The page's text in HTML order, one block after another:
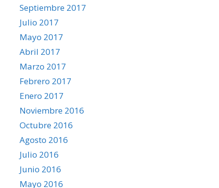
Septiembre 2017
Julio 2017
Mayo 2017
Abril 2017
Marzo 2017
Febrero 2017
Enero 2017
Noviembre 2016
Octubre 2016
Agosto 2016
Julio 2016
Junio 2016
Mayo 2016